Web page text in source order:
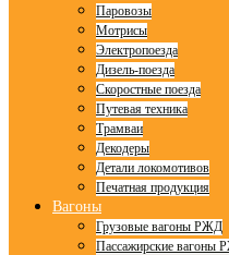
Паровозы
Мотрисы
Электропоезда
Дизель-поезда
Скоростные поезда
Путевая техника
Трамваи
Декодеры
Детали локомотивов
Печатная продукция
Вагоны
Грузовые вагоны РЖД
Пассажирские вагоны